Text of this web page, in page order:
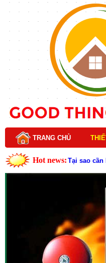
TRANG CHỦ
Hot news: Tại sao
Đầu phun
Lý do nên
Cách
Cấu tạo
Tìm hiểu
Các loại
Thang dây
Thông số